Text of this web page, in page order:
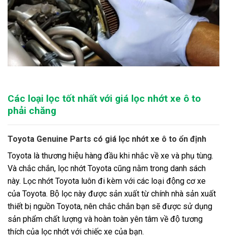
Các loại lọc tốt nhất với giá lọc nhớt xe ô to
phải chăng
Toyota Genuine Parts có giá lọc nhớt xe ô to ổn định
Toyota là thương hiệu hàng đầu khi nhắc về xe và phụ tùng.
Và chắc chắn, lọc nhớt Toyota cũng nằm trong danh sách
này. Lọc nhớt Toyota luôn đi kèm với các loại động cơ xe
của Toyota. Bộ lọc này được sản xuất từ chính nhà sản xuất
thiết bị nguồn Toyota, nên chắc chắn bạn sẽ được sử dụng
sản phẩm chất lượng và hoàn toàn yên tâm về độ tương
thích của lọc nhớt với chiếc xe của bạn.